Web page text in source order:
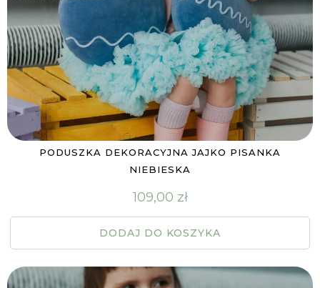
PODUSZKA DEKORACYJNA JAJKO PISANKA
NIEBIESKA
109,00 zł
DODAJ DO KOSZYKA